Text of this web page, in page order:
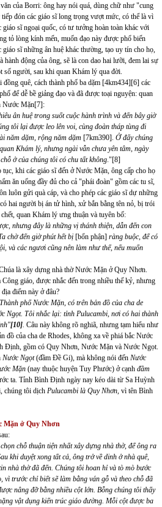
của Borri: ông hay nói quá, dùng chữ như "cung
đón các giáo sĩ long trọng vượt mức, có thể là vì
sĩ ngoại quốc, có tư tưởng hoàn toàn khác với
tỏ lòng kính mến, muốn đạo này được phổ biến
sĩ những ân huệ khác thường, tạo uy tín cho họ,
động của ông, sẽ là con dao hai lưỡi, đem lai sự
số người, sau khi quan Khám lý qua đời.
quê, cách thành phố ba dặm [4km434][6] các
để dễ bề giảng đạo và đã được toại nguyện: quan
Nước Mặn[7]:
ân huệ trong suốt cuộc hành trình và đến bây giờ
tôi lại được leo lên voi, cùng đoàn tháp tùng đi
năm dặm, rộng năm dặm [7km390]. Ở đấy chúng
Khám lý, nhưng ngài vẫn chưa yên tâm, ngày
ở của chúng tôi có chu tất không."[8]
khi các giáo sĩ đến ở Nước Mặn, ông cấp cho họ
ăn uống đầy đủ cho cả "phái đoàn" gồm các tu sĩ,
luôn gửi quà cáp, và cho phép các giáo sĩ dự những
hai người bị án tử hình, xử bắn bằng tên nỏ, bị trói
quan Khám lý ưng thuận và tuyên bố:
nhưng đây là những vị thánh thiện, dẫn đến con
chờ đến giờ phút hết bị [bổn phận] ràng buộc, để có
và các ngươi cũng nên làm như thế, nếu muốn
là xây dựng nhà thờ Nước Mặn ở Quy Nhơn.
giáo, được nhắc đến trong nhiều thế kỷ, nhưng
điểm này ở đâu?
phố Nước Mặn, có trên bản đồ của cha de
Ngọt. Tôi nhắc lại: tỉnh Pulucambi, nơi có hai thành
[10]. Câu này không rõ nghiã, nhưng tạm hiểu như
đồ của cha de Rhodes, không xa về phiá bắc Nước
Định, gồm có Quy Nhơn, Nước Mặn và Nước Ngọt.
Nước Ngọt(đầm Đề Gi), mà không nói đến Nước
Mặn (nay thuộc huyện Tuy Phước) ở cạnh đầm
ta. Tỉnh Bình Định ngày nay kéo dài từ Sa Huỳnh
chúng tôi dịch Pulucambi là Quy Nhơn, vì tên Bình
Mặn ở Quy Nhơn
chỗ thuận tiện nhất xây dựng nhà thờ, để ông ra
khi duyệt xong tất cả, ông trở về dinh ở nhà quê,
nhà thờ đã đến. Chúng tôi hoan hỉ và tò mò bước
vì trước chỉ biết sẽ làm bằng ván gỗ và theo chỗ đã
nâng đỡ bằng nhiều cột lớn. Bỗng chúng tôi thấy
vật dụng kiến trúc giáo đường. Mỗi cột được ba